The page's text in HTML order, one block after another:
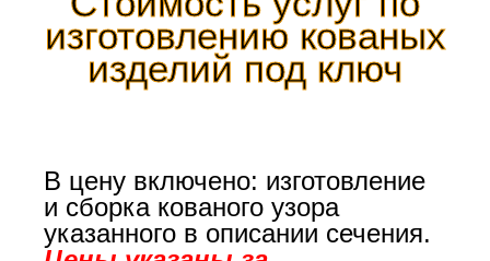
изготовлению кованых
изделий под ключ
В цену включено: изготовление
и сборка кованого узора
указанного в описании сечения.